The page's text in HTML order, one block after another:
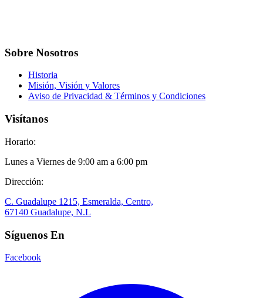
Sobre Nosotros
Historia
Misión, Visión y Valores
Aviso de Privacidad & Términos y Condiciones
Visítanos
Horario:
Lunes a Viernes de 9:00 am a 6:00 pm
Dirección:
C. Guadalupe 1215, Esmeralda, Centro,
67140 Guadalupe, N.L
Síguenos En
Facebook